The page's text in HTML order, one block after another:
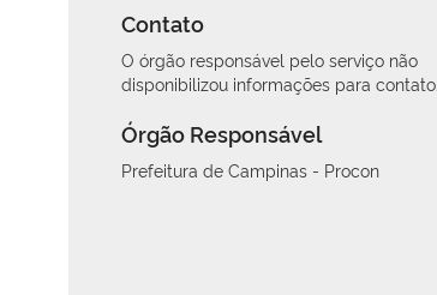
Contato
O órgão responsável pelo serviço não
disponibilizou informações para contato.
Órgão Responsável
Prefeitura de Campinas - Procon